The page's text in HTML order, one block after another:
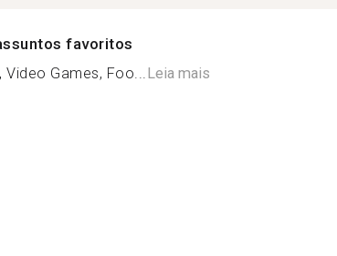
favoritos
Video Games, Foo...Leia mais